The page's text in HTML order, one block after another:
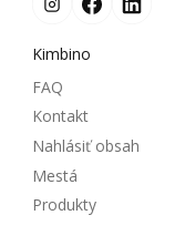
Kimbino
FAQ
Kontakt
Nahlásiť obsah
Mestá
Produkty